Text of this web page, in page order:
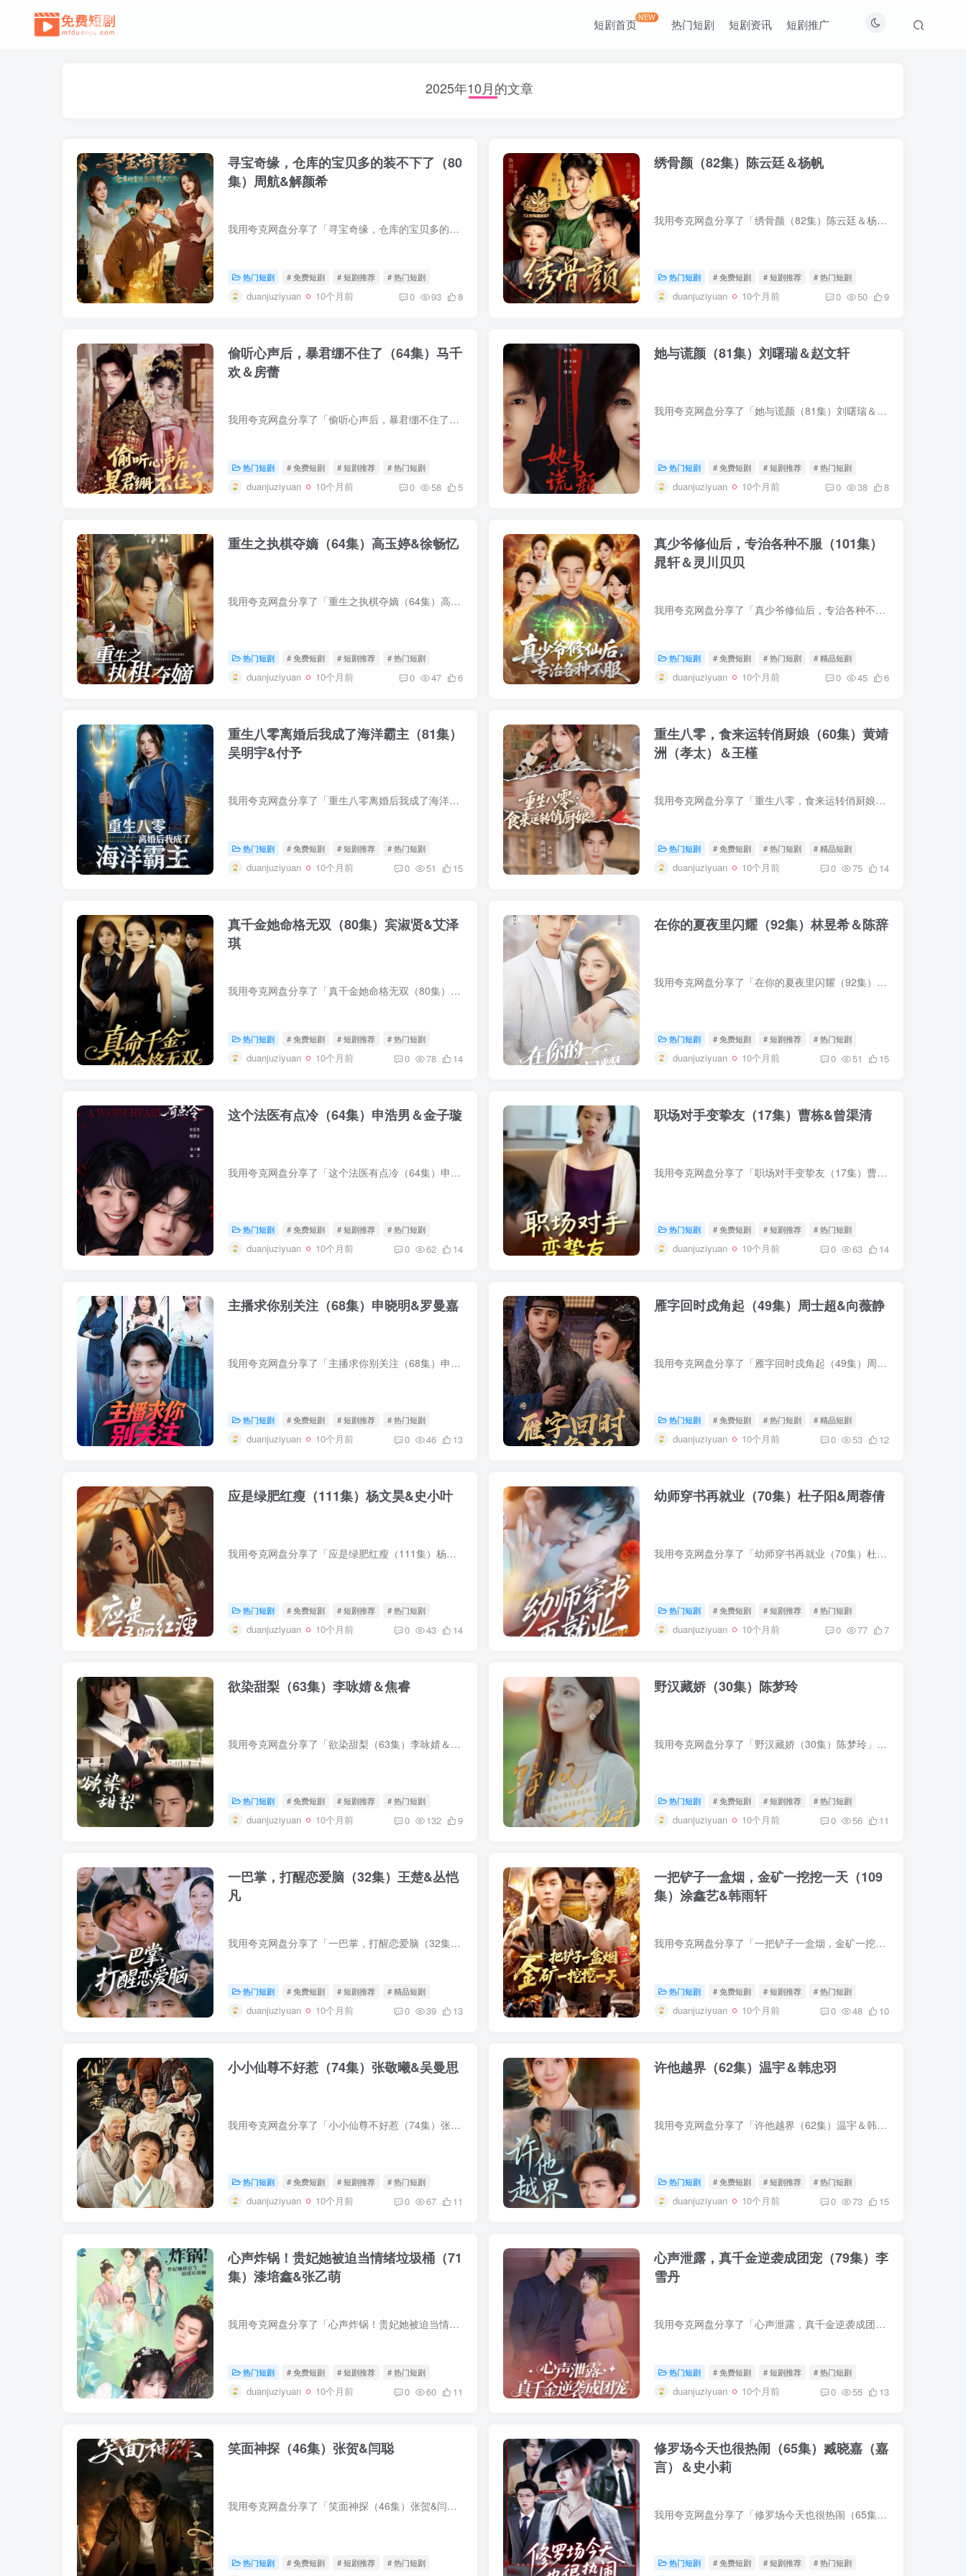
短剧首页NEW 热门短剧 短剧资讯 短剧推广
2025年10月的文章
寻宝奇缘，仓库的宝贝多的装不下了（80
集）周航&解颜希
我用夸克网盘分享了「寻宝奇缘，仓库的宝贝多的装不下了（80集）周航&解颜希」，点击链接即可保存。打开「夸克APP」，无需下载在线播放视频，畅享原画5倍速，支持电视投屏。链接：https://p...
热门短剧 # 免费短剧 # 短剧推荐 # 热门短剧
duanjuziyuan 10个月前 0 93 8
绣骨颜（82集）陈云廷＆杨帆
我用夸克网盘分享了「绣骨颜（82集）陈云廷＆杨帆」，点击链接即可保存。打开「夸克APP」，无需下载在线播放视频，畅享原画5倍速，支持电视投屏。链接：https://pan.quark.cn/s/830229194a1b
热门短剧 # 免费短剧 # 短剧推荐 # 热门短剧
duanjuziyuan 10个月前 0 50 9
偷听心声后，暴君绷不住了（64集）马千
欢＆房蕾
我用夸克网盘分享了「偷听心声后，暴君绷不住了（64集）马千欢＆房蕾」，点击链接即可保存。打开「夸克APP」，无需下载在线播放视频，畅享原画5倍速，支持电视投屏。链接：https://pan.quark.cn...
热门短剧 # 免费短剧 # 短剧推荐 # 热门短剧
duanjuziyuan 10个月前 0 58 5
她与谎颜（81集）刘曙瑞＆赵文轩
我用夸克网盘分享了「她与谎颜（81集）刘曙瑞＆赵文轩」，点击链接即可保存。打开「夸克APP」，无需下载在线播放视频，畅享原画5倍速，支持电视投屏。链接：https://pan.quark.cn/s/eaf3f309bcb...
热门短剧 # 免费短剧 # 短剧推荐 # 热门短剧
duanjuziyuan 10个月前 0 38 8
重生之执棋夺嫡（64集）高玉婷&徐畅忆
我用夸克网盘分享了「重生之执棋夺嫡（64集）高玉婷&徐畅忆」，点击链接即可保存。打开「夸克APP」，无需下载在线播放视频，畅享原画5倍速，支持电视投屏。链接：https://pan.quark.cn/s/21...
热门短剧 # 免费短剧 # 短剧推荐 # 热门短剧
duanjuziyuan 10个月前 0 47 6
真少爷修仙后，专治各种不服（101集）
晁轩＆灵川贝贝
我用夸克网盘分享了「真少爷修仙后，专治各种不服（101集）晁轩＆灵川贝贝」，点击链接即可保存。打开「夸克APP」，无需下载在线播放视频，畅享原画5倍速，支持电视投屏。链接：https://pan.qua...
热门短剧 # 免费短剧 # 热门短剧 # 精品短剧
duanjuziyuan 10个月前 0 45 6
重生八零离婚后我成了海洋霸主（81集）
吴明宇&付予
我用夸克网盘分享了「重生八零离婚后我成了海洋霸主（81集）吴明宇&付予」，点击链接即可保存。打开「夸克APP」，无需下载在线播放视频，畅享原画5倍速，支持电视投屏。链接：https://pan.q...
热门短剧 # 免费短剧 # 短剧推荐 # 热门短剧
duanjuziyuan 10个月前 0 51 15
重生八零，食来运转俏厨娘（60集）黄靖
洲（孝太）＆王槿
我用夸克网盘分享了「重生八零，食来运转俏厨娘（60集）黄靖洲（孝太）＆王槿」，点击链接即可保存。打开「夸克APP」，无需下载在线播放视频，畅享原画5倍速，支持电视投屏。链接：https://pan....
热门短剧 # 免费短剧 # 热门短剧 # 精品短剧
duanjuziyuan 10个月前 0 75 14
真千金她命格无双（80集）宾淑贤&艾泽
琪
我用夸克网盘分享了「真千金她命格无双（80集）宾淑贤&艾泽琪」，点击链接即可保存。打开「夸克APP」，无需下载在线播放视频，畅享原画5倍速，支持电视投屏。链接：https://pan.quark.cn/s/...
热门短剧 # 免费短剧 # 短剧推荐 # 热门短剧
duanjuziyuan 10个月前 0 78 14
在你的夏夜里闪耀（92集）林昱希＆陈辞
我用夸克网盘分享了「在你的夏夜里闪耀（92集）林昱希＆陈辞」，点击链接即可保存。打开「夸克APP」，无需下载在线播放视频，畅享原画5倍速，支持电视投屏。链接：https://pan.quark.cn/s/6411f...
热门短剧 # 免费短剧 # 短剧推荐 # 热门短剧
duanjuziyuan 10个月前 0 51 15
这个法医有点冷（64集）申浩男＆金子璇
我用夸克网盘分享了「这个法医有点冷（64集）申浩男＆金子璇」，点击链接即可保存。打开「夸克APP」，无需下载在线播放视频，畅享原画5倍速，支持电视投屏。链接：https://pan.quark.cn/s/353f2...
热门短剧 # 免费短剧 # 短剧推荐 # 热门短剧
duanjuziyuan 10个月前 0 62 14
职场对手变挚友（17集）曹栋&曾渠清
我用夸克网盘分享了「职场对手变挚友（17集）曹栋&曾渠清」，点击链接即可保存。打开「夸克APP」，无需下载在线播放视频，畅享原画5倍速，支持电视投屏。链接：https://pan.quark.cn/s/a67d...
热门短剧 # 免费短剧 # 短剧推荐 # 热门短剧
duanjuziyuan 10个月前 0 63 14
主播求你别关注（68集）申晓明&罗曼嘉
我用夸克网盘分享了「主播求你别关注（68集）申晓明&罗曼嘉」，点击链接即可保存。打开「夸克APP」，无需下载在线播放视频，畅享原画5倍速，支持电视投屏。链接：https://pan.quark.cn/s/b8...
热门短剧 # 免费短剧 # 短剧推荐 # 热门短剧
duanjuziyuan 10个月前 0 46 13
雁字回时戍角起（49集）周士超&向薇静
我用夸克网盘分享了「雁字回时戍角起（49集）周士超&向薇静」，点击链接即可保存。打开「夸克APP」，无需下载在线播放视频，畅享原画5倍速，支持电视投屏。链接：https://pan.quark.cn/s/54...
热门短剧 # 免费短剧 # 热门短剧 # 精品短剧
duanjuziyuan 10个月前 0 53 12
应是绿肥红瘦（111集）杨文昊&史小叶
我用夸克网盘分享了「应是绿肥红瘦（111集）杨文昊&史小叶」，点击链接即可保存。打开「夸克APP」，无需下载在线播放视频，畅享原画5倍速，支持电视投屏。链接：https://pan.quark.cn/s/0a1...
热门短剧 # 免费短剧 # 短剧推荐 # 热门短剧
duanjuziyuan 10个月前 0 43 14
幼师穿书再就业（70集）杜子阳&周蓉倩
我用夸克网盘分享了「幼师穿书再就业（70集）杜子阳&周蓉倩」，点击链接即可保存。打开「夸克APP」，无需下载在线播放视频，畅享原画5倍速，支持电视投屏。链接：https://pan.quark.cn/s/f3...
热门短剧 # 免费短剧 # 短剧推荐 # 热门短剧
duanjuziyuan 10个月前 0 77 7
欲染甜梨（63集）李咏婧＆焦睿
我用夸克网盘分享了「欲染甜梨（63集）李咏婧＆焦睿」，点击链接即可保存。打开「夸克APP」，无需下载在线播放视频，畅享原画5倍速，支持电视投屏。链接：https://pan.quark.cn/s/44a7edd66a37
热门短剧 # 免费短剧 # 短剧推荐 # 热门短剧
duanjuziyuan 10个月前 0 132 9
野汉藏娇（30集）陈梦玲
我用夸克网盘分享了「野汉藏娇（30集）陈梦玲」，点击链接即可保存。打开「夸克APP」，无需下载在线播放视频，畅享原画5倍速，支持电视投屏。链接：https://pan.quark.cn/s/c735b8800a0c
热门短剧 # 免费短剧 # 短剧推荐 # 热门短剧
duanjuziyuan 10个月前 0 56 11
一巴掌，打醒恋爱脑（32集）王楚&丛恺
凡
我用夸克网盘分享了「一巴掌，打醒恋爱脑（32集）王楚&丛恺凡」，点击链接即可保存。打开「夸克APP」，无需下载在线播放视频，畅享原画5倍速，支持电视投屏。链接：https://pan.quark.cn/s/...
热门短剧 # 免费短剧 # 短剧推荐 # 精品短剧
duanjuziyuan 10个月前 0 39 13
一把铲子一盒烟，金矿一挖挖一天（109
集）涂鑫艺&韩雨轩
我用夸克网盘分享了「一把铲子一盒烟，金矿一挖挖一天（109集）涂鑫艺&韩雨轩」，点击链接即可保存。打开「夸克APP」，无需下载在线播放视频，畅享原画5倍速，支持电视投屏。链接：https://...
热门短剧 # 免费短剧 # 短剧推荐 # 热门短剧
duanjuziyuan 10个月前 0 48 10
小小仙尊不好惹（74集）张敬曦&吴曼思
我用夸克网盘分享了「小小仙尊不好惹（74集）张敬曦&吴曼思」，点击链接即可保存。打开「夸克APP」，无需下载在线播放视频，畅享原画5倍速，支持电视投屏。链接：https://pan.quark.cn/s/4c...
热门短剧 # 免费短剧 # 短剧推荐 # 热门短剧
duanjuziyuan 10个月前 0 67 11
许他越界（62集）温宇＆韩忠羽
我用夸克网盘分享了「许他越界（62集）温宇＆韩忠羽」，点击链接即可保存。打开「夸克APP」，无需下载在线播放视频，畅享原画5倍速，支持电视投屏。链接：https://pan.quark.cn/s/2c2495379297
热门短剧 # 免费短剧 # 短剧推荐 # 热门短剧
duanjuziyuan 10个月前 0 73 15
心声炸锅！贵妃她被迫当情绪垃圾桶（71
集）漆培鑫&张乙萌
我用夸克网盘分享了「心声炸锅！贵妃她被迫当情绪垃圾桶（71集）漆培鑫&张乙萌」，点击链接即可保存。打开「夸克APP」，无需下载在线播放视频，畅享原画5倍速，支持电视投屏。链接：https:/...
热门短剧 # 免费短剧 # 短剧推荐 # 热门短剧
duanjuziyuan 10个月前 0 60 11
心声泄露，真千金逆袭成团宠（79集）李
雪丹
我用夸克网盘分享了「心声泄露，真千金逆袭成团宠（79集）李雪丹」，点击链接即可保存。打开「夸克APP」，无需下载在线播放视频，畅享原画5倍速，支持电视投屏。链接：https://pan.quark.cn/s/e...
热门短剧 # 免费短剧 # 短剧推荐 # 热门短剧
duanjuziyuan 10个月前 0 55 13
笑面神探（46集）张贺&闫聪
我用夸克网盘分享了「笑面神探（46集）张贺&闫聪」，点击链接即可保存。打开「夸克APP」，无需下载在线播放视频，畅享原画5倍速，支持电视投屏。链接：https://pan.quark.cn/s/825c2f3f4965
热门短剧 # 免费短剧 # 短剧推荐 # 热门短剧
修罗场今天也很热闹（65集）臧晓嘉（嘉
言）＆史小莉
我用夸克网盘分享了「修罗场今天也很热闹（65集）臧晓嘉（嘉言）＆史小莉」，点击链接即可保存。打开「夸克APP」，无需下载在线播放视频，畅享原画5倍速，支持电视投屏。链接：https://pan.quar...
热门短剧 # 免费短剧 # 短剧推荐 # 热门短剧